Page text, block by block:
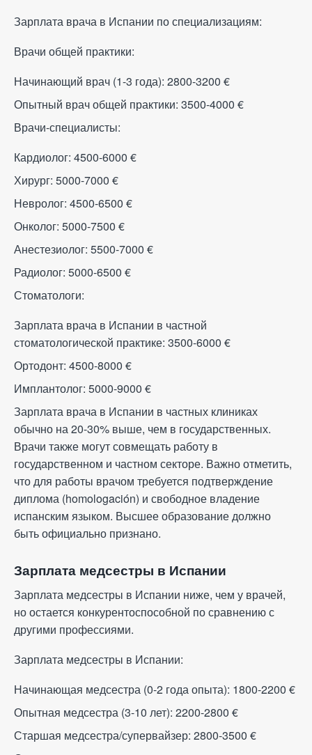
Зарплата врача в Испании по специализациям:
Врачи общей практики:
Начинающий врач (1-3 года): 2800-3200 €
Опытный врач общей практики: 3500-4000 €
Врачи-специалисты:
Кардиолог: 4500-6000 €
Хирург: 5000-7000 €
Невролог: 4500-6500 €
Онколог: 5000-7500 €
Анестезиолог: 5500-7000 €
Радиолог: 5000-6500 €
Стоматологи:
Зарплата врача в Испании в частной
стоматологической практике: 3500-6000 €
Ортодонт: 4500-8000 €
Имплантолог: 5000-9000 €
Зарплата врача в Испании в частных клиниках
обычно на 20-30% выше, чем в государственных.
Врачи также могут совмещать работу в
государственном и частном секторе. Важно отметить,
что для работы врачом требуется подтверждение
диплома (homologación) и свободное владение
испанским языком. Высшее образование должно
быть официально признано.
Зарплата медсестры в Испании
Зарплата медсестры в Испании ниже, чем у врачей,
но остается конкурентоспособной по сравнению с
другими профессиями.
Зарплата медсестры в Испании:
Начинающая медсестра (0-2 года опыта): 1800-2200 €
Опытная медсестра (3-10 лет): 2200-2800 €
Старшая медсестра/супервайзер: 2800-3500 €